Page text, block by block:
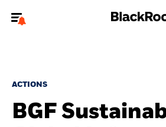
Nous connaître
ACTIONS
BGF